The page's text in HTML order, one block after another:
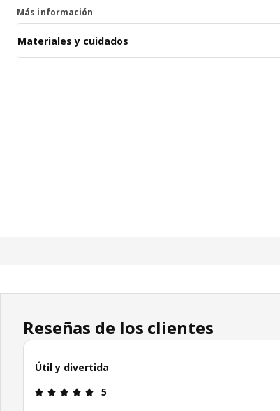
Más información
Materiales y cuidados
Reseñas de los clientes
Útil y divertida
Reseña: 5 de 5 estrellas.
5